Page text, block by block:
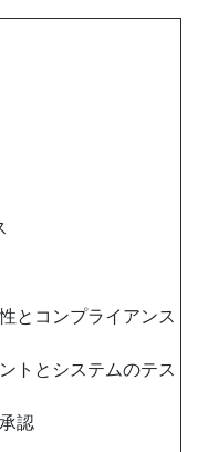
とコンプライアンス
トとシステムのテス
認